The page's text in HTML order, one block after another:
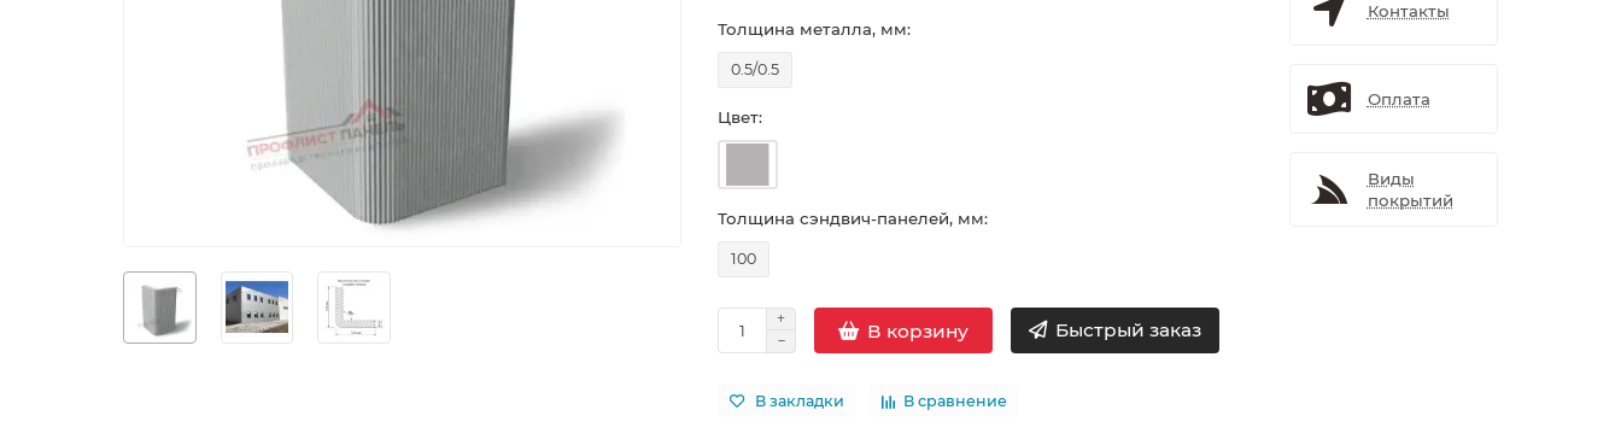
Толщина металла, мм:
0.5/0.5
Цвет:
Толщина сэндвич-панелей, мм:
100
В корзину Быстрый заказ
В закладки В сравнение
Контакты
Оплата
Виды
покрытий